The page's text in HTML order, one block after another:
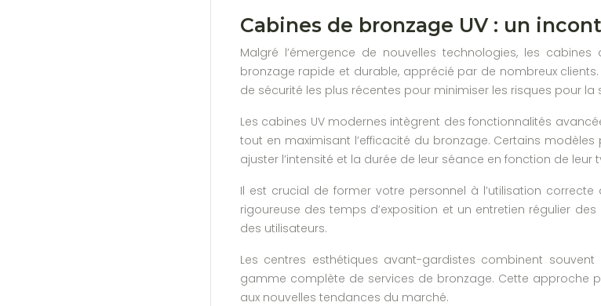
Cabines de bronzage UV : un
Malgré l’émergence de nouvelles technologies, les
bronzage rapide et durable, apprécié par de nombreux
de sécurité les plus récentes pour minimiser les risques pour la
Les cabines UV modernes intègrent des fonctionnalités
tout en maximisant l’efficacité du bronzage. Certains
ajuster l’intensité et la durée de leur séance en fonction de leur
Il est crucial de former votre personnel à l’utilisation
rigoureuse des temps d’exposition et un entretien régulier
des utilisateurs.
Les centres esthétiques avant-gardistes combinent
gamme complète de services de bronzage. Cette approche
aux nouvelles tendances du marché.